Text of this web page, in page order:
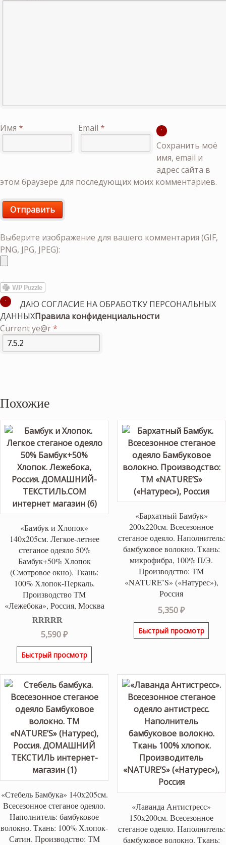
Имя * Email *
Сохранить моё
имя, email и
адрес сайта в
этом браузере для последующих моих комментариев.
Выберите изображение для вашего комментария (GIF,
PNG, JPG, JPEG):
ДАЮ СОГЛАСИЕ НА ОБРАБОТКУ ПЕРСОНАЛЬНЫХ
ДАННЫХПравила конфиденциальности
Current ye@r*
Похожие
«Бамбук и Хлопок»
140х205см. Легкое-летнее
стеганое одеяло 50%
Бамбук+50% Хлопок
(Смотровое окно). Ткань:
100% Хлопок-Перкаль.
Производство ТМ
«Лежебока», Россия, Москва
Оценка 5.00
из 5
5,590₽
Быстрый просмотр
«Бархатный Бамбук»
200х220см. Всесезонное
стеганое одеяло. Наполнитель:
бамбуковое волокно. Ткань:
микрофибра, 100% П/Э.
Производство: ТМ
«NATURE’S» («Натурес»),
Россия
5,350₽
Быстрый просмотр
«Стебель Бамбука» 140х205см.
Всесезонное стеганое одеяло.
Наполнитель: бамбуковое
волокно. Ткань: 100% Хлопок-
Сатин. Производство: ТМ
«Лаванда Антистресс»
150х200см. Всесезонное
стеганое одеяло. Наполнитель:
бамбуковое волокно. Ткань: